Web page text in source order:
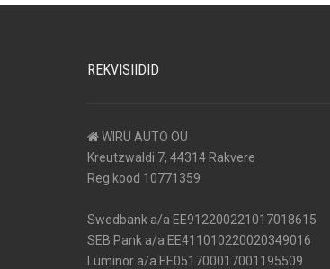
REKVISIIDID
WIRU AUTO OÜ
Kreutzwaldi 7, 44314 Rakvere
Reg kood 10771359
Swedbank a/a EE912200221017018615
SEB Pank a/a EE411010220020349016
Luminor a/a EE051700017001195509